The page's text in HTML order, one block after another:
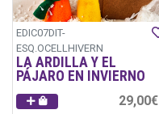
EDIC07DIT-
ESQ.OCELLHIVERN
LA ARDILLA Y EL
PÁJARO EN INVIERNO
29,00€